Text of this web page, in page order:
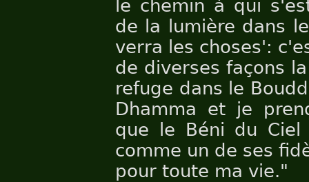
le chemin à qui
de la lumière dans
verra les choses':
de diverses façons
refuge dans le
Dhamma et je
que le Béni du Ciel
comme un de ses
pour toute ma vie."